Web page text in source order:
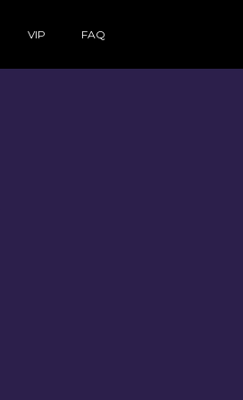
VIP FAQ